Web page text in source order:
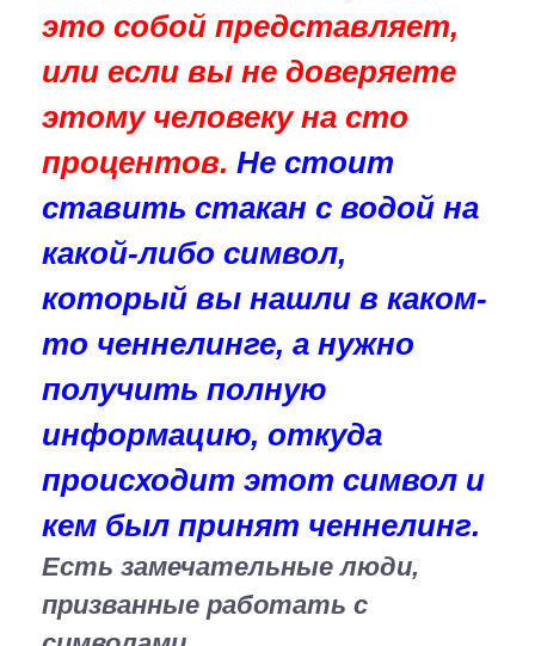
это собой представляет,
или если вы не доверяете
этому человеку на сто
процентов. Не стоит
ставить стакан с водой на
какой-либо символ,
который вы нашли в каком-
то ченнелинге, а нужно
получить полную
информацию, откуда
происходит этот символ и
кем был принят ченнелинг.
Есть замечательные люди,
призванные работать с